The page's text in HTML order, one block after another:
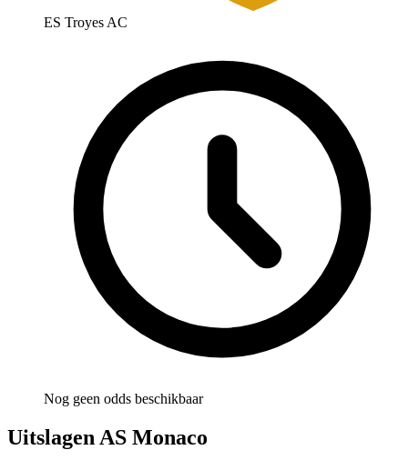
ES Troyes AC
Nog geen odds beschikbaar
Uitslagen AS Monaco